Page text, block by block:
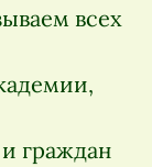
всех
граждан